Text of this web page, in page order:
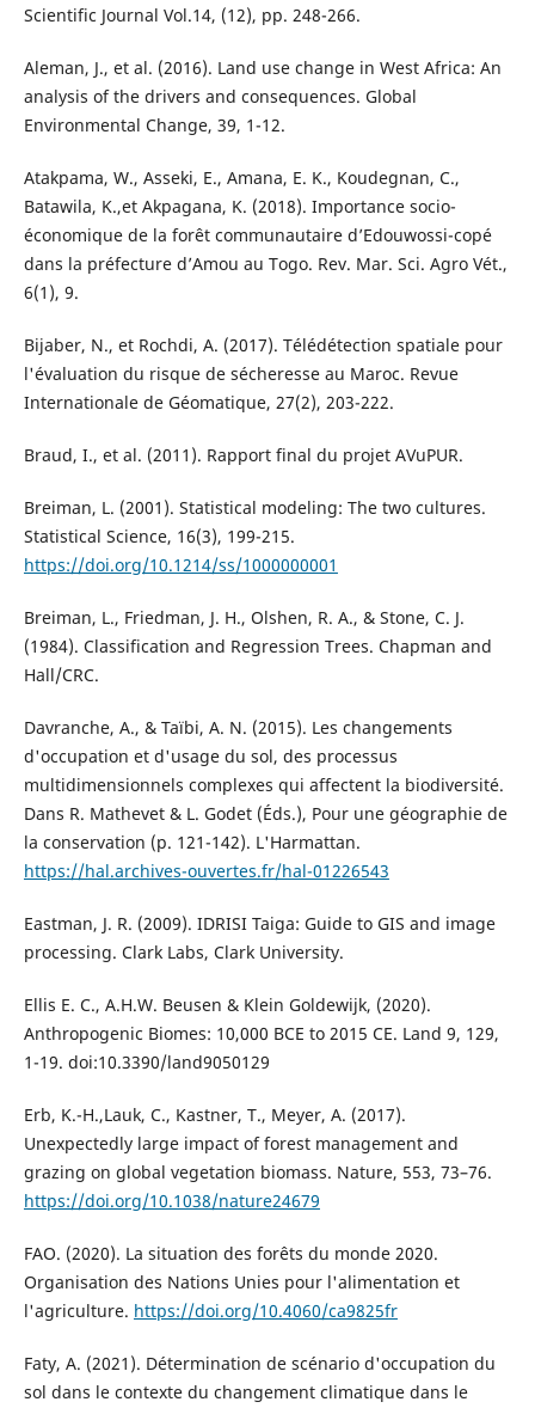
Scientific Journal Vol.14, (12), pp. 248-266.
Aleman, J., et al. (2016). Land use change in West Africa: An
analysis of the drivers and consequences. Global
Environmental Change, 39, 1-12.
Atakpama, W., Asseki, E., Amana, E. K., Koudegnan, C.,
Batawila, K.,et Akpagana, K. (2018). Importance socio-
économique de la forêt communautaire d’Edouwossi-copé
dans la préfecture d’Amou au Togo. Rev. Mar. Sci. Agro Vét.,
6(1), 9.
Bijaber, N., et Rochdi, A. (2017). Télédétection spatiale pour
l'évaluation du risque de sécheresse au Maroc. Revue
Internationale de Géomatique, 27(2), 203-222.
Braud, I., et al. (2011). Rapport final du projet AVuPUR.
Breiman, L. (2001). Statistical modeling: The two cultures.
Statistical Science, 16(3), 199-215.
https://doi.org/10.1214/ss/1000000001
Breiman, L., Friedman, J. H., Olshen, R. A., & Stone, C. J.
(1984). Classification and Regression Trees. Chapman and
Hall/CRC.
Davranche, A., & Taïbi, A. N. (2015). Les changements
d'occupation et d'usage du sol, des processus
multidimensionnels complexes qui affectent la biodiversité.
Dans R. Mathevet & L. Godet (Éds.), Pour une géographie de
la conservation (p. 121-142). L'Harmattan.
https://hal.archives-ouvertes.fr/hal-01226543
Eastman, J. R. (2009). IDRISI Taiga: Guide to GIS and image
processing. Clark Labs, Clark University.
Ellis E. C., A.H.W. Beusen & Klein Goldewijk, (2020).
Anthropogenic Biomes: 10,000 BCE to 2015 CE. Land 9, 129,
1-19. doi:10.3390/land9050129
Erb, K.-H.,Lauk, C., Kastner, T., Meyer, A. (2017).
Unexpectedly large impact of forest management and
grazing on global vegetation biomass. Nature, 553, 73–76.
https://doi.org/10.1038/nature24679
FAO. (2020). La situation des forêts du monde 2020.
Organisation des Nations Unies pour l'alimentation et
l'agriculture. https://doi.org/10.4060/ca9825fr
Faty, A. (2021). Détermination de scénario d'occupation du
sol dans le contexte du changement climatique dans le